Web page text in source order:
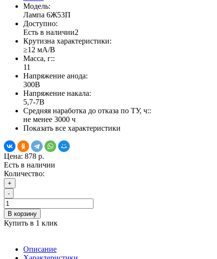
Модель:
Лампа 6Ж53П
Доступно:
Есть в наличии2
Крутизна характеристики:
≥12 мА/В
Масса, г::
11
Напряжение анода:
300В
Напряжение накала:
5,7-7В
Средняя наработка до отказа по ТУ, ч::
не менее 3000 ч
Показать все характеристики
Цена: 878 р.
Есть в наличии
Количество:
+
-
В корзину
Купить в 1 клик
Описание